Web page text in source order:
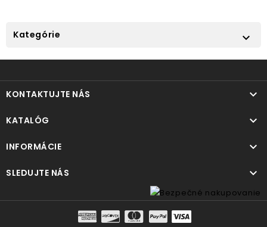
Kategórie 
KONTAKTUJTE NÁS 
KATALÓG 
INFORMÁCIE 
SLEDUJTE NÁS 